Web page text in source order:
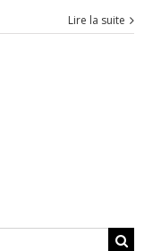
Lire la suite